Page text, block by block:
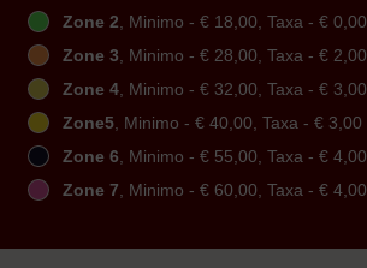
Zone 2, Minimo - € 18,00, Taxa - € 0,00
Zone 3, Minimo - € 28,00, Taxa - € 2,00
Zone 4, Minimo - € 32,00, Taxa - € 3,00
Zone5, Minimo - € 40,00, Taxa - € 3,00
Zone 6, Minimo - € 55,00, Taxa - € 4,00
Zone 7, Minimo - € 60,00, Taxa - € 4,00